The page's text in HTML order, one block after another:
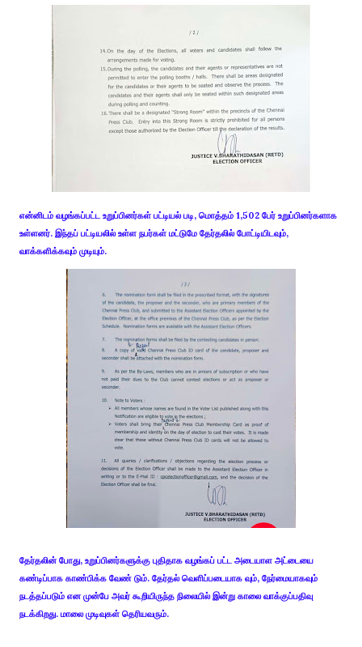
என்னிடம் வழங்கப்பட்ட உறுப்பினர்கள் பட்டியல் படி, மொத்தம் 1,502 பேர் உறுப்பினர்களாக
உள்ளனர். இந்தப் பட்டியலில் உள்ள நபர்கள் மட்டுமே தேர்தலில் போட்டியிடவும்,
வாக்களிக்கவும் முடியும்.
தேர்தலின் போது, உறுப்பினர்களுக்கு புதிதாக வழங்கப் பட்ட அடையாள அட்டையை
கண்டிப்பாக காண்பிக்க வேண் டும். தேர்தல் வெளிப்படையாக வும், நேர்மையாகவும்
நடத்தப்படும் என முன்பே அவர் கூறியிருந்த நிலையில் இன்று காலை வாக்குப்பதிவு
நடக்கிறது. மாலை முடிவுகள் தெரியவரும்.